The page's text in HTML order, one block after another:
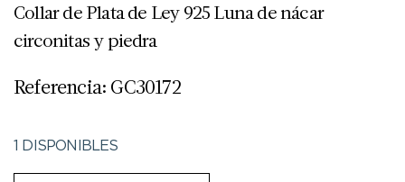
Collar de Plata de Ley 925 Luna de nácar
circonitas y piedra
Referencia: GC30172
1 DISPONIBLES